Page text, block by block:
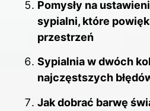
Pomysły na
sypialni, które
przestrzeń
Sypialnia w dwóch
najczęstszych
Jak dobrać barwę